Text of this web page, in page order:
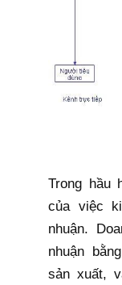
Trong hầu
của việc
nhuận.
nhuận
sản xuất,